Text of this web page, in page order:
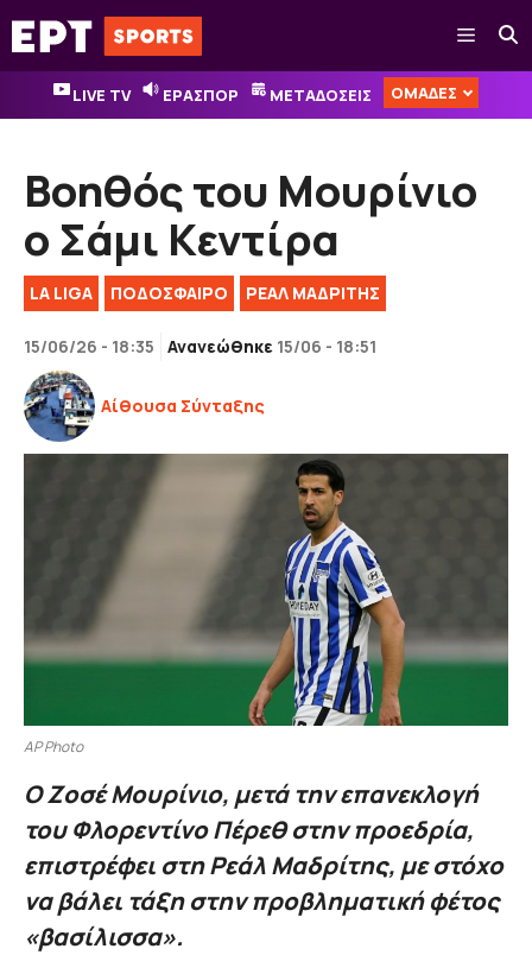
Μετάβαση
σε
περιεχόμενο
Μενού
LIVE TV ΕΡΑΣΠΟΡ ΜΕΤΑΔΟΣΕΙΣ ΟΜΑΔΕΣ
Βοηθός του Μουρίνιο
ο Σάμι Κεντίρα
LA LIGA ΠΟΔΟΣΦΑΙΡΟ ΡΕΑΛ ΜΑΔΡΙΤΗΣ
15/06/26 - 18:35 Ανανεώθηκε 15/06 - 18:51
Αίθουσα Σύνταξης
AP Photo
Ο Ζοσέ Μουρίνιο, μετά την επανεκλογή
του Φλορεντίνο Πέρεθ στην προεδρία,
επιστρέφει στη Ρεάλ Μαδρίτης, με στόχο
να βάλει τάξη στην προβληματική φέτος
«βασίλισσα».